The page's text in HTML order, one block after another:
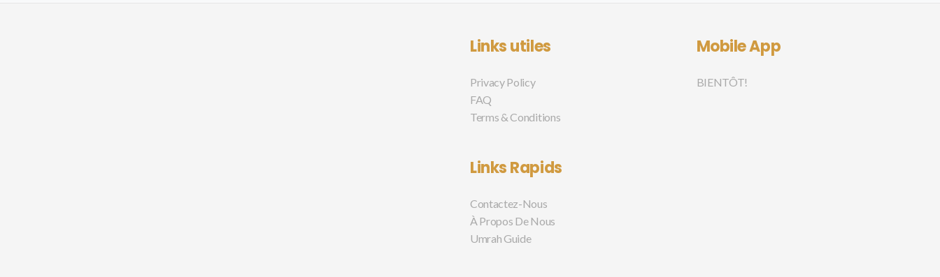
Links utiles
Privacy Policy
FAQ
Terms & Conditions
Links Rapids
Contactez-Nous
À Propos De Nous
Umrah Guide
Mobile App
BIENTÔT!